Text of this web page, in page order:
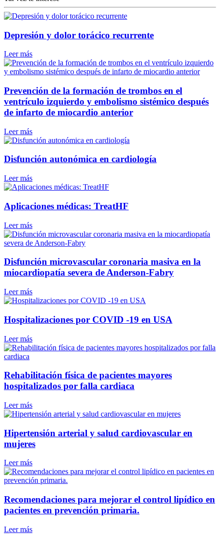
Depresión y dolor torácico recurrente
Leer más
Prevención de la formación de trombos en el
ventrículo izquierdo y embolismo sistémico después
de infarto de miocardio anterior
Leer más
Disfunción autonómica en cardiología
Leer más
Aplicaciones médicas: TreatHF
Leer más
Disfunción microvascular coronaria masiva en la
miocardiopatía severa de Anderson-Fabry
Leer más
Hospitalizaciones por COVID -19 en USA
Leer más
Rehabilitación física de pacientes mayores
hospitalizados por falla cardiaca
Leer más
Hipertensión arterial y salud cardiovascular en
mujeres
Leer más
Recomendaciones para mejorar el control lipídico en
pacientes en prevención primaria.
Leer más